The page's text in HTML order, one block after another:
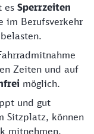
es Sperrzeiten
im Berufsverkehr
Zeiten und auf
möglich.
und gut
Sitzplatz, können
mitnehmen.